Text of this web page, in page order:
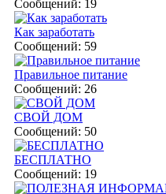
Сообщений: 19
Как заработать
Сообщений: 59
Правильное питание
Сообщений: 26
СВОЙ ДОМ
Сообщений: 50
БЕСПЛАТНО
Сообщений: 19